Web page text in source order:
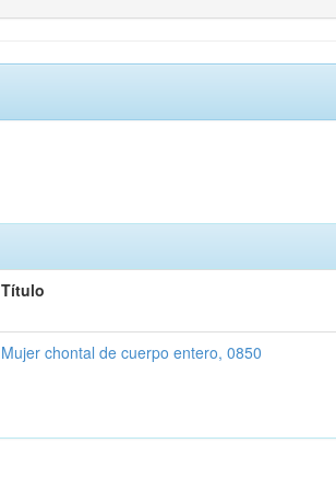
Título
Mujer chontal de cuerpo entero, 0850